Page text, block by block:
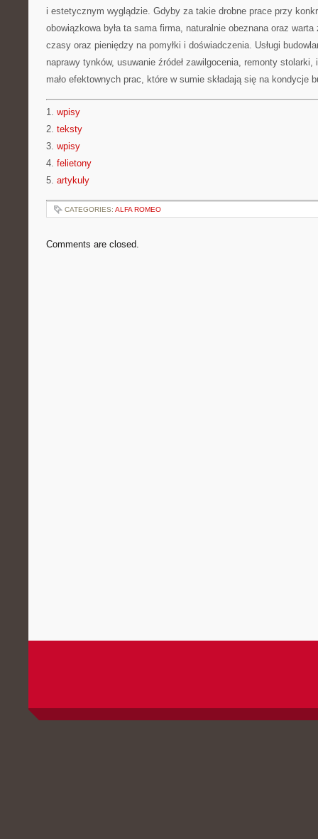
i estetycznym wyglądzie. Gdyby za takie drobne prace przy
obowiązkowa była ta sama firma, naturalnie obeznana oraz
czasy oraz pieniędzy na pomyłki i doświadczenia. Usługi
naprawy tynków, usuwanie źródeł zawilgocenia, remonty stolarki,
mało efektownych prac, które w sumie składają się na kondycje
1. wpisy
2. teksty
3. wpisy
4. felietony
5. artykuly
CATEGORIES: ALFA ROMEO
Comments are closed.